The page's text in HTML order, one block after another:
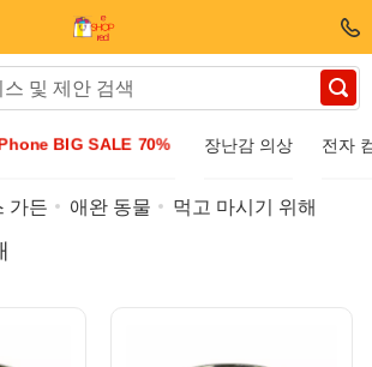
BIG SALE 70% 장난감 의상 전자
가든 애완 동물 먹고 마시기 위해